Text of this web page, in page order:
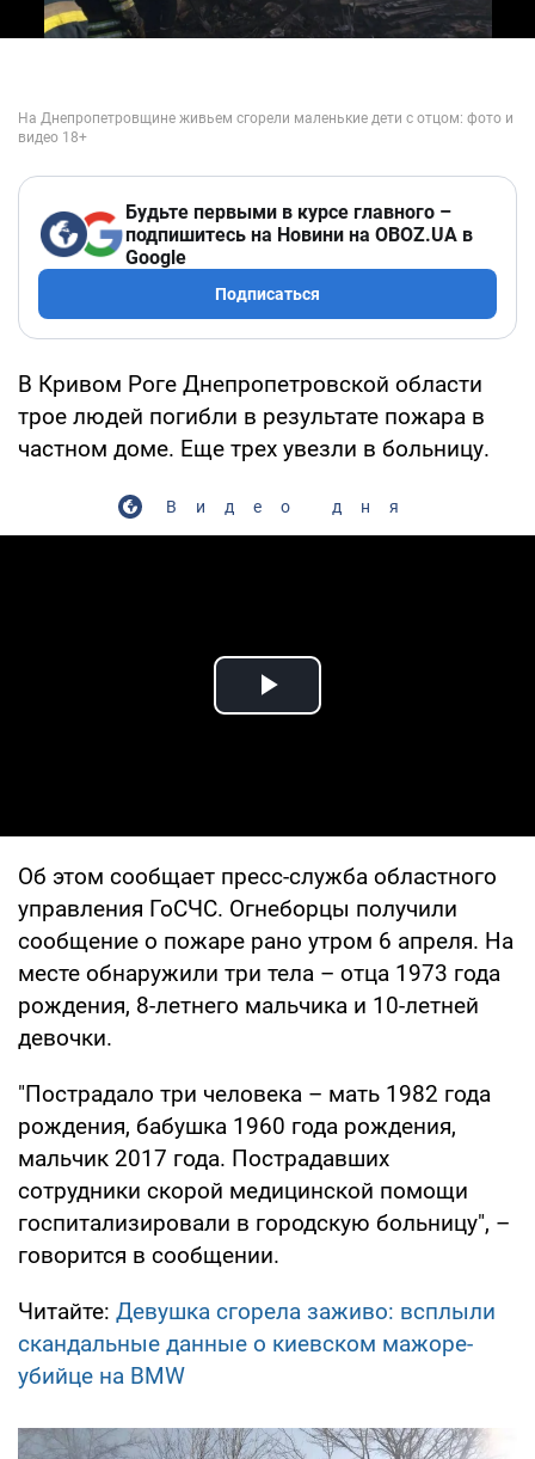
Будьте первыми в курсе главного –
подпишитесь на Новини на OBOZ.UA в
Google
Подписаться
В Кривом Роге Днепропетровской области
трое людей погибли в результате пожара в
частном доме. Еще трех увезли в больницу.
Видео дня
Play Video
Об этом сообщает пресс-служба областного
управления ГоСЧС. Огнеборцы получили
сообщение о пожаре рано утром 6 апреля. На
месте обнаружили три тела – отца 1973 года
рождения, 8-летнего мальчика и 10-летней
девочки.
"Пострадало три человека – мать 1982 года
рождения, бабушка 1960 года рождения,
мальчик 2017 года. Пострадавших
сотрудники скорой медицинской помощи
госпитализировали в городскую больницу", –
говорится в сообщении.
Читайте: Девушка сгорела заживо: всплыли
скандальные данные о киевском мажоре-
убийце на BMW